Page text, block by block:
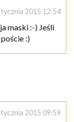
2015 12:54
maski :-) Jeśli
:)
2015 09:59